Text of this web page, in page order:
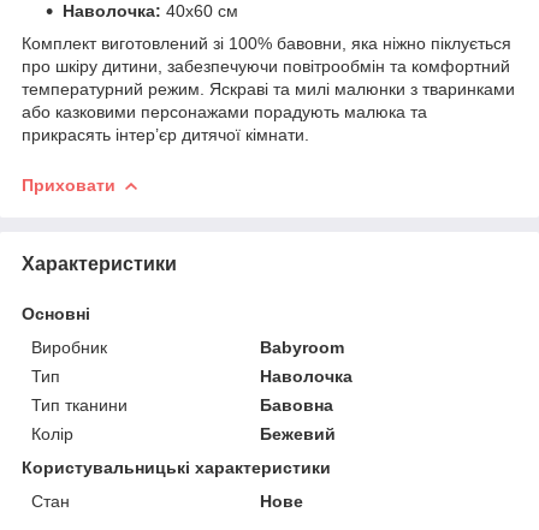
Наволочка: 40x60 см
Комплект виготовлений зі 100% бавовни, яка ніжно піклується
про шкіру дитини, забезпечуючи повітрообмін та комфортний
температурний режим. Яскраві та милі малюнки з тваринками
або казковими персонажами порадують малюка та
прикрасять інтер’єр дитячої кімнати.
Приховати
Характеристики
Основні
Виробник
Babyroom
Тип
Наволочка
Тип тканини
Бавовна
Колір
Бежевий
Користувальницькі характеристики
Стан
Нове